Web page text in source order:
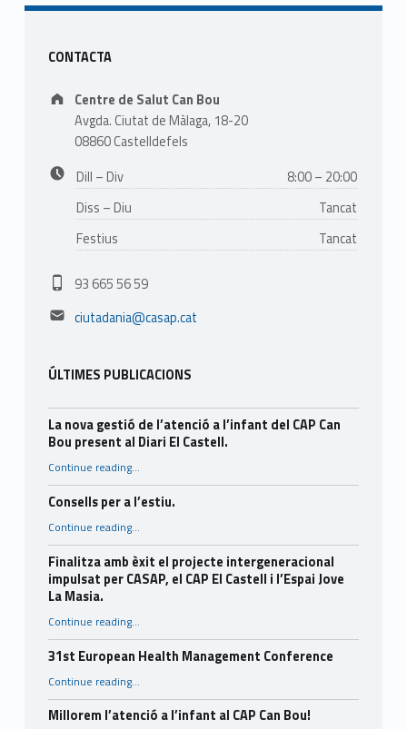
Sidebar
CONTACTA
Address:
Centre de Salut Can Bou
Avgda. Ciutat de Màlaga, 18-20
08860 Castelldefels
Business hours:
Dill – Div
8:00 – 20:00
Diss – Diu
Tancat
Festius
Tancat
Phone number:
93 665 56 59
Email address:
ciutadania@casap.cat
ÚLTIMES PUBLICACIONS
La nova gestió de l’atenció a l’infant del CAP Can
Bou present al Diari El Castell.
Continue reading“La nova gestió de l’atenció a l’infant del CAP Can Bou present al Diari El Castell.”
…
Consells per a l’estiu.
Continue reading…
Finalitza amb èxit el projecte intergeneracional
impulsat per CASAP, el CAP El Castell i l’Espai Jove
La Masia.
Continue reading“Finalitza amb èxit el projecte intergeneracional impulsat per CASAP, el CAP El Castell i l’Espai Jove La Masia.”
…
31st European Health Management Conference
Continue reading…
Millorem l’atenció a l’infant al CAP Can Bou!